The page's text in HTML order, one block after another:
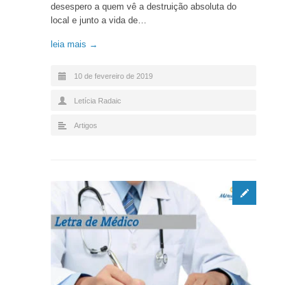
desespero a quem vê a destruição absoluta do
local e junto a vida de…
leia mais →
10 de fevereiro de 2019
Letícia Radaic
Artigos